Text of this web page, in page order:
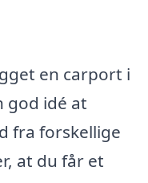
en carport i
god idé at
fra forskellige
at du får et